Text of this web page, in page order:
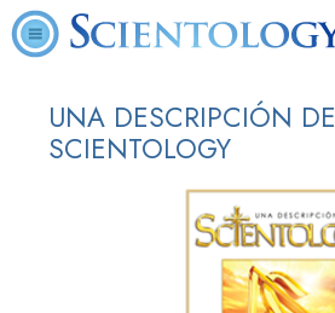
UNA DESCRIPCIÓN DE
SCIENTOLOGY